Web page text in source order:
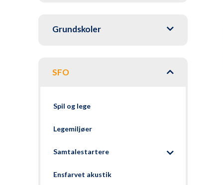
Grundskoler
SFO
Spil og lege
Legemiljøer
Samtalestartere
Ensfarvet akustik